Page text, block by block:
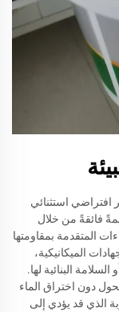
افتراضي استثنائي
فائقةً من خلال
المتقدمة بمقاومتها
الميكانيكية،
البنائية لها.
دون اختراق الماء
الذي قد يؤدي إلى